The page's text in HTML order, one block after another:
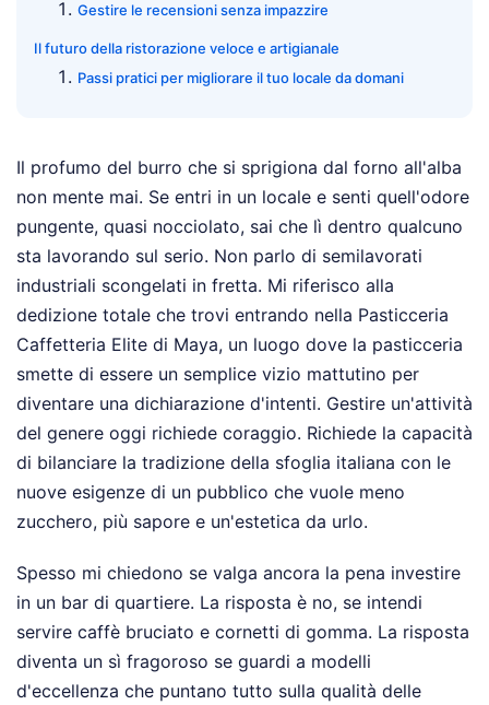
Gestire le recensioni senza impazzire
Il futuro della ristorazione veloce e artigianale
Passi pratici per migliorare il tuo locale da domani
Il profumo del burro che si sprigiona dal forno all'alba
non mente mai. Se entri in un locale e senti quell'odore
pungente, quasi nocciolato, sai che lì dentro qualcuno
sta lavorando sul serio. Non parlo di semilavorati
industriali scongelati in fretta. Mi riferisco alla
dedizione totale che trovi entrando nella Pasticceria
Caffetteria Elite di Maya, un luogo dove la pasticceria
smette di essere un semplice vizio mattutino per
diventare una dichiarazione d'intenti. Gestire un'attività
del genere oggi richiede coraggio. Richiede la capacità
di bilanciare la tradizione della sfoglia italiana con le
nuove esigenze di un pubblico che vuole meno
zucchero, più sapore e un'estetica da urlo.
Spesso mi chiedono se valga ancora la pena investire
in un bar di quartiere. La risposta è no, se intendi
servire caffè bruciato e cornetti di gomma. La risposta
diventa un sì fragoroso se guardi a modelli
d'eccellenza che puntano tutto sulla qualità delle